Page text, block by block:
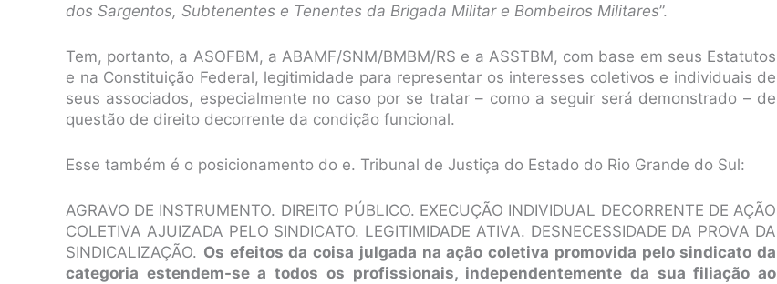
dos Sargentos, Subtenentes e Tenentes da Brigada Militar e Bombeiros Militares”.
Tem, portanto, a ASOFBM, a ABAMF/SNM/BMBM/RS e a ASSTBM, com base em seus Estatutos
e na Constituição Federal, legitimidade para representar os interesses coletivos e individuais de
seus associados, especialmente no caso por se tratar – como a seguir será demonstrado – de
questão de direito decorrente da condição funcional.
Esse também é o posicionamento do e. Tribunal de Justiça do Estado do Rio Grande do Sul:
AGRAVO DE INSTRUMENTO. DIREITO PÚBLICO. EXECUÇÃO INDIVIDUAL DECORRENTE DE AÇÃO
COLETIVA AJUIZADA PELO SINDICATO. LEGITIMIDADE ATIVA. DESNECESSIDADE DA PROVA DA
SINDICALIZAÇÃO. Os efeitos da coisa julgada na ação coletiva promovida pelo sindicato da
categoria estendem-se a todos os profissionais, independentemente da sua filiação ao